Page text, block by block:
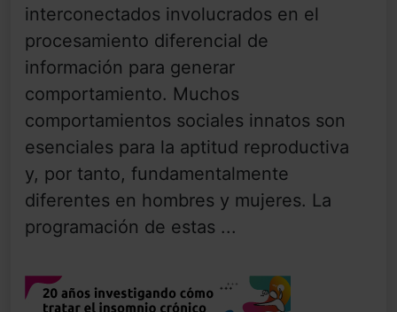
interconectados involucrados en el
procesamiento diferencial de
información para generar
comportamiento. Muchos
comportamientos sociales innatos son
esenciales para la aptitud reproductiva
y, por tanto, fundamentalmente
diferentes en hombres y mujeres. La
programación de estas ...